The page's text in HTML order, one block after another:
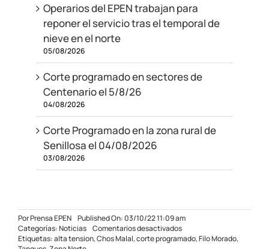
Operarios del EPEN trabajan para
reponer el servicio tras el temporal de
nieve en el norte
05/08/2026
Corte programado en sectores de
Centenario el 5/8/26
04/08/2026
Corte Programado en la zona rural de
Senillosa el 04/08/2026
03/08/2026
PorPrensa EPEN Published On: 03/10/22 11:09 am
Categorías:Noticias Comentarios desactivadosen
Corte
Etiquetas:alta tension,Chos Malal,corte programado,Filo Morado,